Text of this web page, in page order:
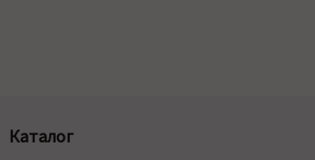
Каталог